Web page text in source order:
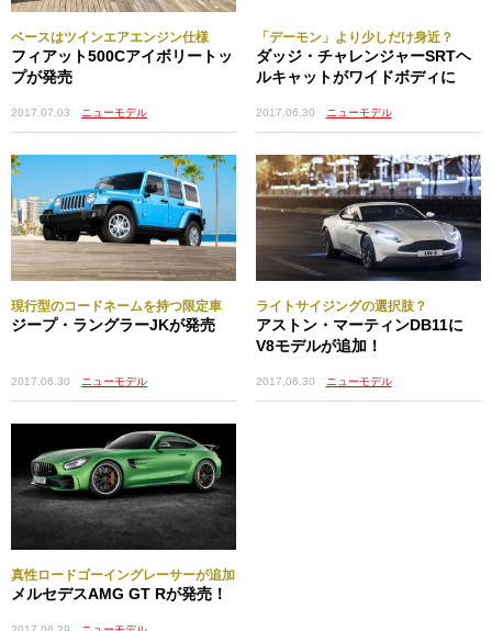
ベースはツインエアエンジン仕様
フィアット500Cアイボリートッ
プが発売
2017.07.03 ニューモデル
「デーモン」より少しだけ身近？
ダッジ・チャレンジャーSRTヘ
ルキャットがワイドボディに
2017.06.30 ニューモデル
現行型のコードネームを持つ限定車
ジープ・ラングラーJKが発売
2017.06.30 ニューモデル
ライトサイジングの選択肢？
アストン・マーティンDB11に
V8モデルが追加！
2017.06.30 ニューモデル
真性ロードゴーイングレーサーが追加
メルセデスAMG GT Rが発売！